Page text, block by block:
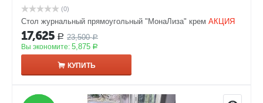
(0)
Стол журнальный прямоугольный "МонаЛиза" крем АКЦИЯ
17,625 Р 23,500 Р
Вы экономите: 5,875 Р
КУПИТЬ